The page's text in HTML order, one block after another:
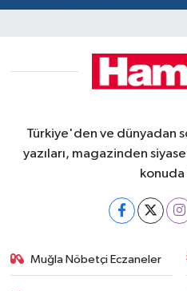
Türkiye'den ve dünyadan
yazıları, magazinden
konuda
Muğla Nöbetçi Eczaneler